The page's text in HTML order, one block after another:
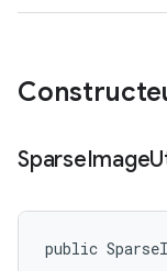
SparseImage
public